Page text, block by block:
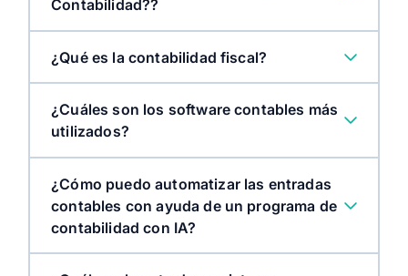
Contabilidad??
¿Qué es la contabilidad fiscal?
Registrar transacciones comerciales:
Calcular y reportar impuestos:
¿Cuáles son los software contables más
utilizados?
¿Cómo puedo automatizar las entradas
contables con ayuda de un programa de
contabilidad con IA?